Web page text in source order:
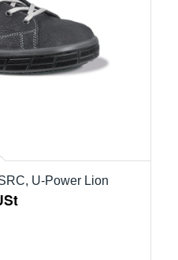
U-Power Lion